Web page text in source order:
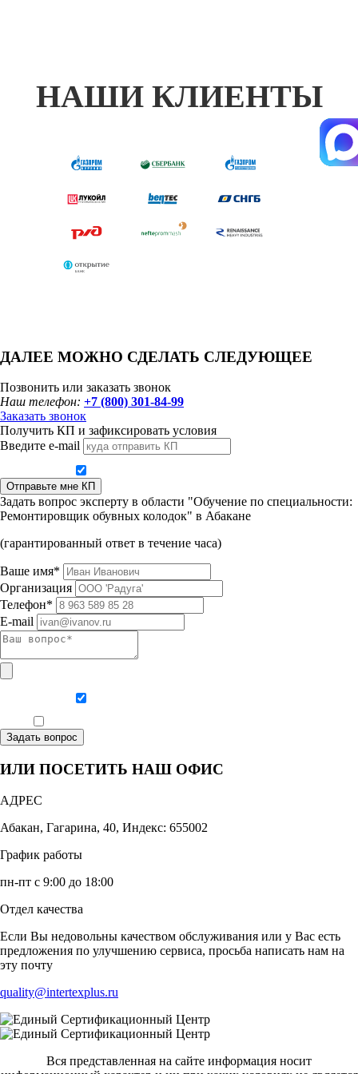
НАШИ КЛИЕНТЫ
ДАЛЕЕ МОЖНО СДЕЛАТЬ СЛЕДУЮЩЕЕ
Позвонить или заказать звонок
Наш телефон: +7 (800) 301-84-99
Заказать звонок
Получить КП и зафиксировать условия
Введите e-mail
Отправьте мне КП
Задать вопрос эксперту в области "Обучение по специальности:
Ремонтировщик обувных колодок" в Абакане
(гарантированный ответ в течение часа)
Ваше имя*
Организация
Телефон*
E-mail
Задать вопрос
ИЛИ ПОСЕТИТЬ НАШ ОФИС
АДРЕС
Абакан, Гагарина, 40, Индекс: 655002
График работы
пн-пт с 9:00 до 18:00
Отдел качества
Если Вы недовольны качеством обслуживания или у Вас есть
предложения по улучшению сервиса, просьба написать нам на
эту почту
quality@intertexplus.ru
Вся представленная на сайте информация носит